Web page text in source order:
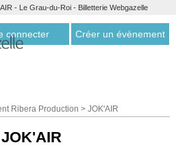
- Le Grau-du-Roi - Billetterie Webgazelle
connecter Créer un évènement
Ribera Production > JOK'AIR
JOK'AIR